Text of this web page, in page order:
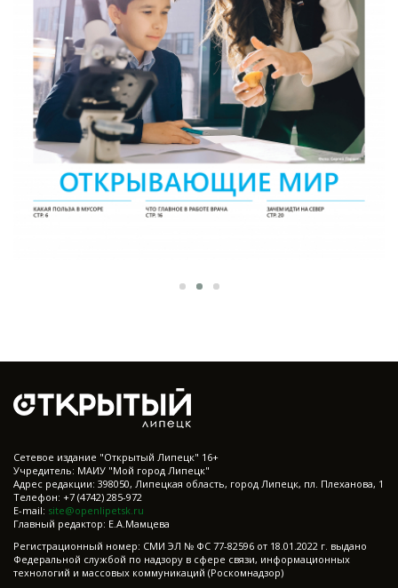
Cетевое издание "Открытый Липецк" 16+
Учредитель: МАИУ "Мой город Липецк"
Адрес редакции: 398050, Липецкая область, город Липецк, пл. Плеханова, 1
Телефон: +7 (4742) 285-972
E-mail: site@openlipetsk.ru
Главный редактор: Е.А.Мамцева
Регистрационный номер: СМИ ЭЛ № ФС 77-82596 от 18.01.2022 г. выдано
Федеральной службой по надзору в сфере связи, информационных
технологий и массовых коммуникаций (Роскомнадзор)